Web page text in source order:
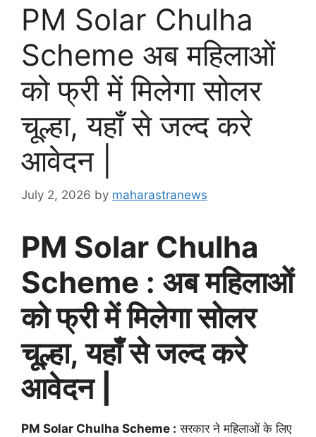
PM Solar Chulha
Scheme अब महिलाओं
को फ्री में मिलेगा सोलर
चूल्हा, यहाँ से जल्द करे
आवेदन |
July 2, 2026 by maharastranews
PM Solar Chulha
Scheme : अब महिलाओं
को फ्री में मिलेगा सोलर
चूल्हा, यहाँ से जल्द करे
आवेदन |
PM Solar Chulha Scheme : सरकार ने महिलाओं के लिए